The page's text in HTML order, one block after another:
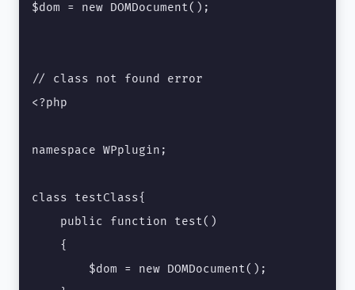
$dom = new DOMDocument();
// class not found error
<?php
namespace WPplugin;
class testClass{
    public function test()
    {
        $dom = new DOMDocument();